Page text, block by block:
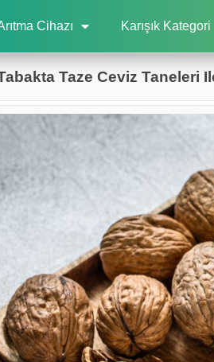
Cihazı Karışık Kategori
Taze Ceviz Taneleri